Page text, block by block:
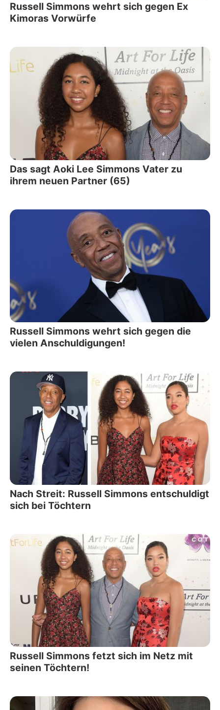
Russell Simmons wehrt sich gegen Ex
Kimoras Vorwürfe
Das sagt Aoki Lee Simmons Vater zu
ihrem neuen Partner (65)
Russell Simmons wehrt sich gegen die
vielen Anschuldigungen!
Nach Streit: Russell Simmons entschuldigt
sich bei Töchtern
Russell Simmons fetzt sich im Netz mit
seinen Töchtern!